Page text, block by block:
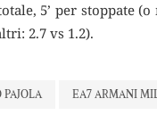
5’ per stoppate
2.7 vs 1.2).
PAJOLA EA7 ARMANI